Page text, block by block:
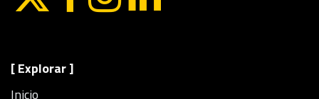
[ Explorar ]
Inicio